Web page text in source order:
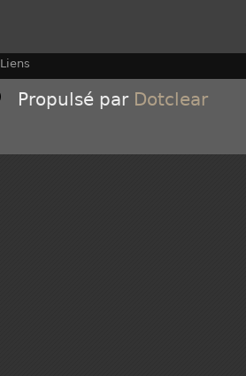
Liens
Propulsé par Dotclear